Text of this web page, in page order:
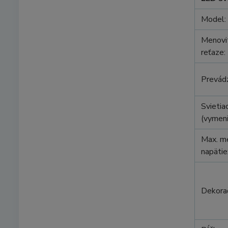
Model:
reťaze:
Max.
napätie: